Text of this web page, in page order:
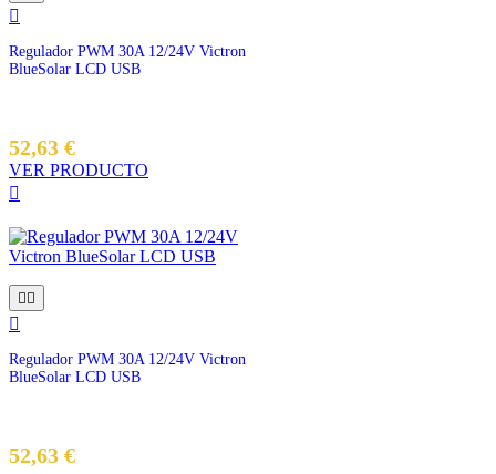

Regulador PWM 30A 12/24V Victron
BlueSolar LCD USB
52,63 €
VER PRODUCTO



Regulador PWM 30A 12/24V Victron
BlueSolar LCD USB
52,63 €Precio